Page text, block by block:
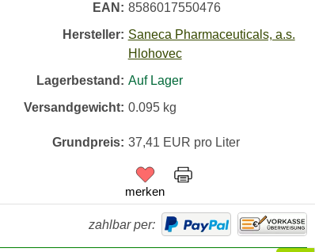
EAN: 8586017550476
Hersteller: Saneca Pharmaceuticals, a.s.
Hlohovec
Lagerbestand: Auf Lager
Versandgewicht: 0.095kg
Grundpreis: 37,41 EUR pro Liter
merken
zahlbar per: